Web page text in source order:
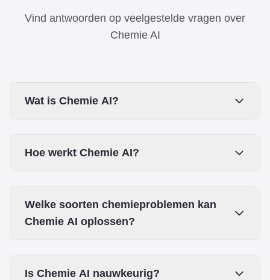
Vind antwoorden op veelgestelde vragen over
Chemie AI
Wat is Chemie AI?
Hoe werkt Chemie AI?
Welke soorten chemieproblemen kan
Chemie AI oplossen?
Is Chemie AI nauwkeurig?